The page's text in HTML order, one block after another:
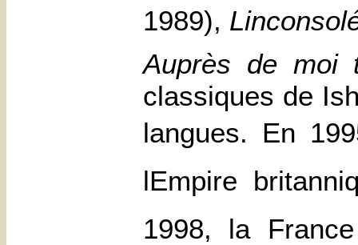
1989),
Auprès de moi
classiques de
langues. En
lEmpire
1998, la